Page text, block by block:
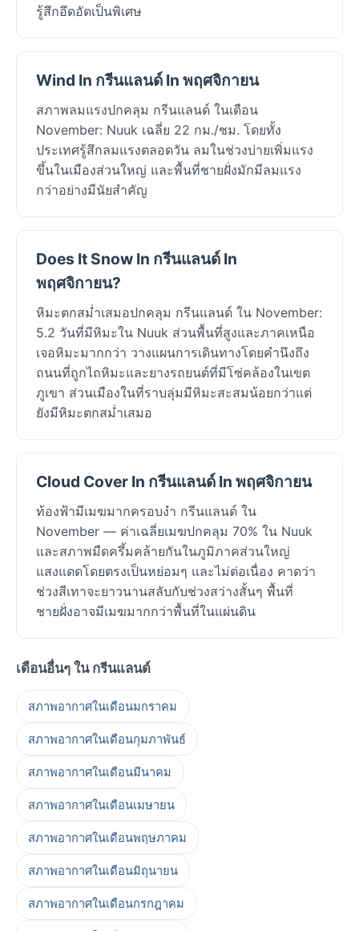
รู้สึกอึดอัดเป็นพิเศษ
Wind In กรีนแลนด์ In พฤศจิกายน
สภาพลมแรงปกคลุม กรีนแลนด์ ในเดือน
November: Nuuk เฉลี่ย 22 กม./ชม. โดยทั้ง
ประเทศรู้สึกลมแรงตลอดวัน ลมในช่วงบ่ายเพิ่มแรง
ขึ้นในเมืองส่วนใหญ่ และพื้นที่ชายฝั่งมักมีลมแรง
กว่าอย่างมีนัยสำคัญ
Does It Snow In กรีนแลนด์ In
พฤศจิกายน?
หิมะตกสม่ำเสมอปกคลุม กรีนแลนด์ ใน November:
5.2 วันที่มีหิมะใน Nuuk ส่วนพื้นที่สูงและภาคเหนือ
เจอหิมะมากกว่า วางแผนการเดินทางโดยคำนึงถึง
ถนนที่ถูกไถหิมะและยางรถยนต์ที่มีโซ่คล้องในเขต
ภูเขา ส่วนเมืองในที่ราบลุ่มมีหิมะสะสมน้อยกว่าแต่
ยังมีหิมะตกสม่ำเสมอ
Cloud Cover In กรีนแลนด์ In พฤศจิกายน
ท้องฟ้ามีเมฆมากครอบงำ กรีนแลนด์ ใน
November — ค่าเฉลี่ยเมฆปกคลุม 70% ใน Nuuk
และสภาพมืดครึ้มคล้ายกันในภูมิภาคส่วนใหญ่
แสงแดดโดยตรงเป็นหย่อมๆ และไม่ต่อเนื่อง คาดว่า
ช่วงสีเทาจะยาวนานสลับกับช่วงสว่างสั้นๆ พื้นที่
ชายฝั่งอาจมีเมฆมากกว่าพื้นที่ในแผ่นดิน
เดือนอื่นๆ ใน กรีนแลนด์
สภาพอากาศในเดือนมกราคม
สภาพอากาศในเดือนกุมภาพันธ์
สภาพอากาศในเดือนมีนาคม
สภาพอากาศในเดือนเมษายน
สภาพอากาศในเดือนพฤษภาคม
สภาพอากาศในเดือนมิถุนายน
สภาพอากาศในเดือนกรกฎาคม